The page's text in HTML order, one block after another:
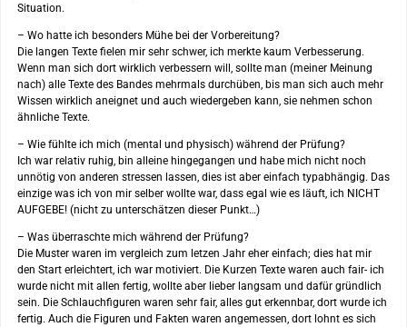
Situation.
– Wo hatte ich besonders Mühe bei der Vorbereitung?
Die langen Texte fielen mir sehr schwer, ich merkte kaum Verbesserung.
Wenn man sich dort wirklich verbessern will, sollte man (meiner Meinung
nach) alle Texte des Bandes mehrmals durchüben, bis man sich auch mehr
Wissen wirklich aneignet und auch wiedergeben kann, sie nehmen schon
ähnliche Texte.
– Wie fühlte ich mich (mental und physisch) während der Prüfung?
Ich war relativ ruhig, bin alleine hingegangen und habe mich nicht noch
unnötig von anderen stressen lassen, dies ist aber einfach typabhängig. Das
einzige was ich von mir selber wollte war, dass egal wie es läuft, ich NICHT
AUFGEBE! (nicht zu unterschätzen dieser Punkt…)
– Was überraschte mich während der Prüfung?
Die Muster waren im vergleich zum letzen Jahr eher einfach; dies hat mir
den Start erleichtert, ich war motiviert. Die Kurzen Texte waren auch fair- ich
wurde nicht mit allen fertig, wollte aber lieber langsam und dafür gründlich
sein. Die Schlauchfiguren waren sehr fair, alles gut erkennbar, dort wurde ich
fertig. Auch die Figuren und Fakten waren angemessen, dort lohnt es sich